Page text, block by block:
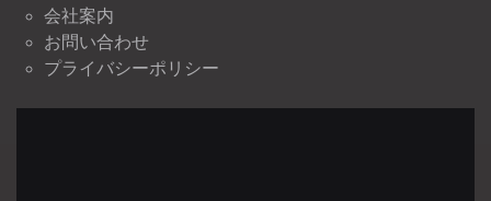
会社案内
お問い合わせ
プライバシーポリシー